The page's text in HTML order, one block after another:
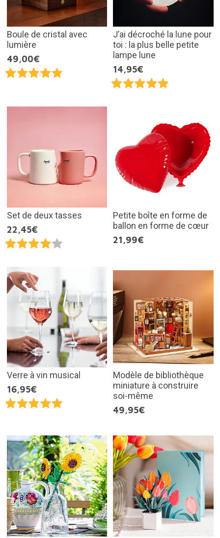
Boule de cristal avec
lumière
49,00€
J’ai décroché la lune pour
toi : la plus belle petite
lampe lune
14,95€
Set de deux tasses
22,45€
Petite boîte en forme de
ballon en forme de cœur
21,99€
Verre à vin musical
16,95€
Modèle de bibliothèque
miniature à construire
soi-même
49,95€